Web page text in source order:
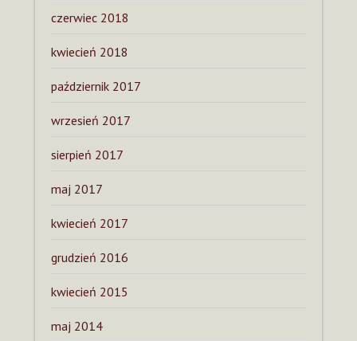
czerwiec 2018
kwiecień 2018
październik 2017
wrzesień 2017
sierpień 2017
maj 2017
kwiecień 2017
grudzień 2016
kwiecień 2015
maj 2014